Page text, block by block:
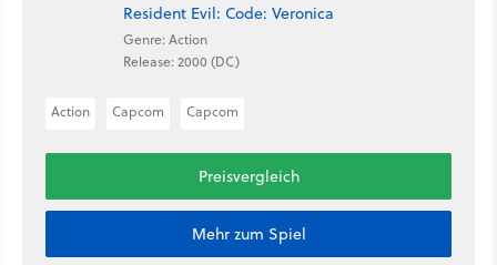
Resident Evil: Code: Veronica
Genre: Action
Release: 2000 (DC)
Action Capcom Capcom
Preisvergleich
Mehr zum Spiel